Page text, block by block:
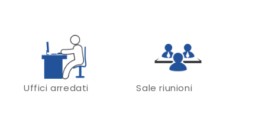
Uffici arredati Sale riunioni